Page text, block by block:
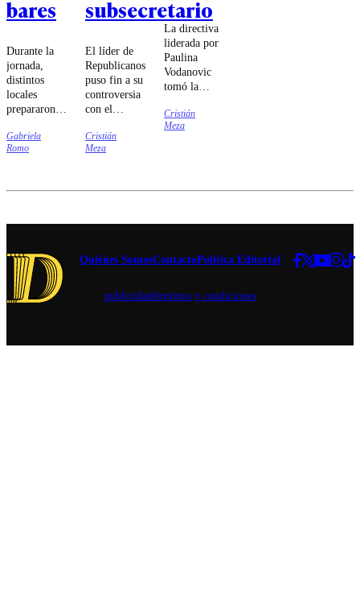
bares
Durante la
jornada,
distintos
locales
prepararon
sus clientes,
incluyendo
rebajas en
seleccionadas,
experiencias
para conocer
nuevos estilos
de cerveza.
Gabriela
Romo
subsecretario
El líder de
Republicanos
puso fin a su
controversia
con el
de Interior.
Cristián
Meza
La directiva
liderada por
Paulina
Vodanovic
tomó la
que la Fiscalía
Regional de
que involucra
Cristián
Meza
Quiénes SomosContactoPolítica Editorial
publicidadtérminos y condiciones